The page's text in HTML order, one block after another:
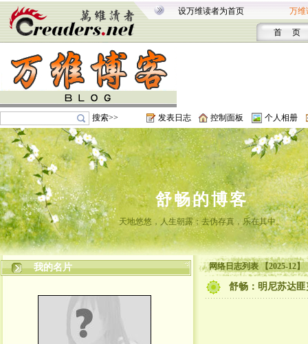
设万维读者为首页 万维
首 页
搜索>> 发表日志 控制面板 个人相册
舒畅的博客
天地悠悠，人生朝露；去伪存真，乐在其中。
我的名片 网络日志列表 【2025-12】
舒畅：明尼苏达